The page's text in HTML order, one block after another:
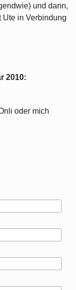
und dann,
Ute in Verbindung
2010:
oder mich